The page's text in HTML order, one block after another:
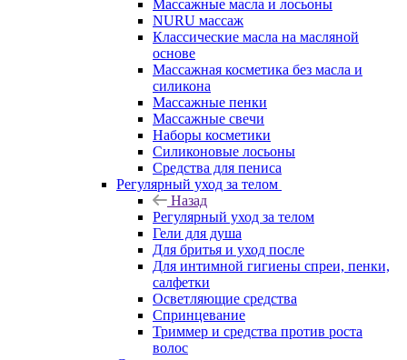
Массажные масла и лосьоны
NURU массаж
Классические масла на масляной
основе
Массажная косметика без масла и
силикона
Массажные пенки
Массажные свечи
Наборы косметики
Силиконовые лосьоны
Средства для пениса
Регулярный уход за телом
Назад
Регулярный уход за телом
Гели для душа
Для бритья и уход после
Для интимной гигиены спреи, пенки,
салфетки
Осветляющие средства
Спринцевание
Триммер и средства против роста
волос